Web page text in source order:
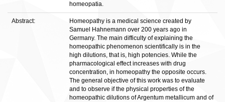
homeopatia.
Abstract:
Homeopathy is a medical science created by
Samuel Hahnemann over 200 years ago in
Germany. The main difficulty of explaining the
homeopathic phenomenon scientifically is in the
high dilutions, that is, high potencies. While the
pharmacological effect increases with drug
concentration, in homeopathy the opposite occurs.
The general objective of this work was to evaluate
and to observe if the physical properties of the
homeopathic dilutions of Argentum metallicum and of